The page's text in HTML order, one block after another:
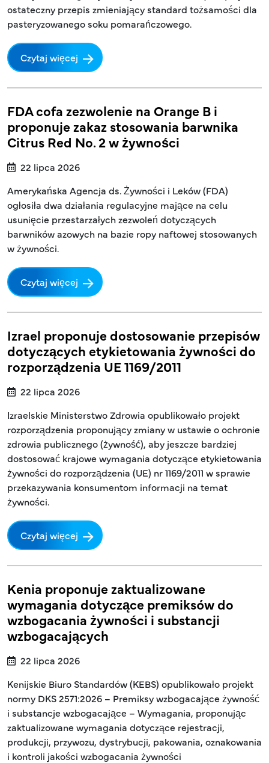
ostateczny przepis zmieniający standard tożsamości dla
pasteryzowanego soku pomarańczowego.
Czytaj więcej
FDA cofa zezwolenie na Orange B i
proponuje zakaz stosowania barwnika
Citrus Red No. 2 w żywności
22 lipca 2026
Amerykańska Agencja ds. Żywności i Leków (FDA)
ogłosiła dwa działania regulacyjne mające na celu
usunięcie przestarzałych zezwoleń dotyczących
barwników azowych na bazie ropy naftowej stosowanych
w żywności.
Czytaj więcej
Izrael proponuje dostosowanie przepisów
dotyczących etykietowania żywności do
rozporządzenia UE 1169/2011
22 lipca 2026
Izraelskie Ministerstwo Zdrowia opublikowało projekt
rozporządzenia proponujący zmiany w ustawie o ochronie
zdrowia publicznego (żywność), aby jeszcze bardziej
dostosować krajowe wymagania dotyczące etykietowania
żywności do rozporządzenia (UE) nr 1169/2011 w sprawie
przekazywania konsumentom informacji na temat
żywności.
Czytaj więcej
Kenia proponuje zaktualizowane
wymagania dotyczące premiksów do
wzbogacania żywności i substancji
wzbogacających
22 lipca 2026
Kenijskie Biuro Standardów (KEBS) opublikowało projekt
normy DKS 2571:2026 – Premiksy wzbogacające żywność
i substancje wzbogacające – Wymagania, proponując
zaktualizowane wymagania dotyczące rejestracji,
produkcji, przywozu, dystrybucji, pakowania, oznakowania
i kontroli jakości wzbogacania żywności